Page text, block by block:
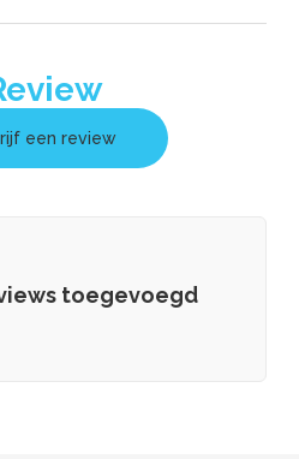
een review
toegevoegd